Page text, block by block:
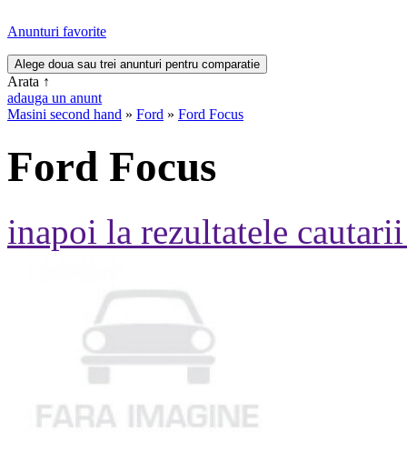
Anunturi favorite
Arata ↑
adauga un anunt
Masini second hand » Ford » Ford Focus
Ford Focus
inapoi la rezultatele